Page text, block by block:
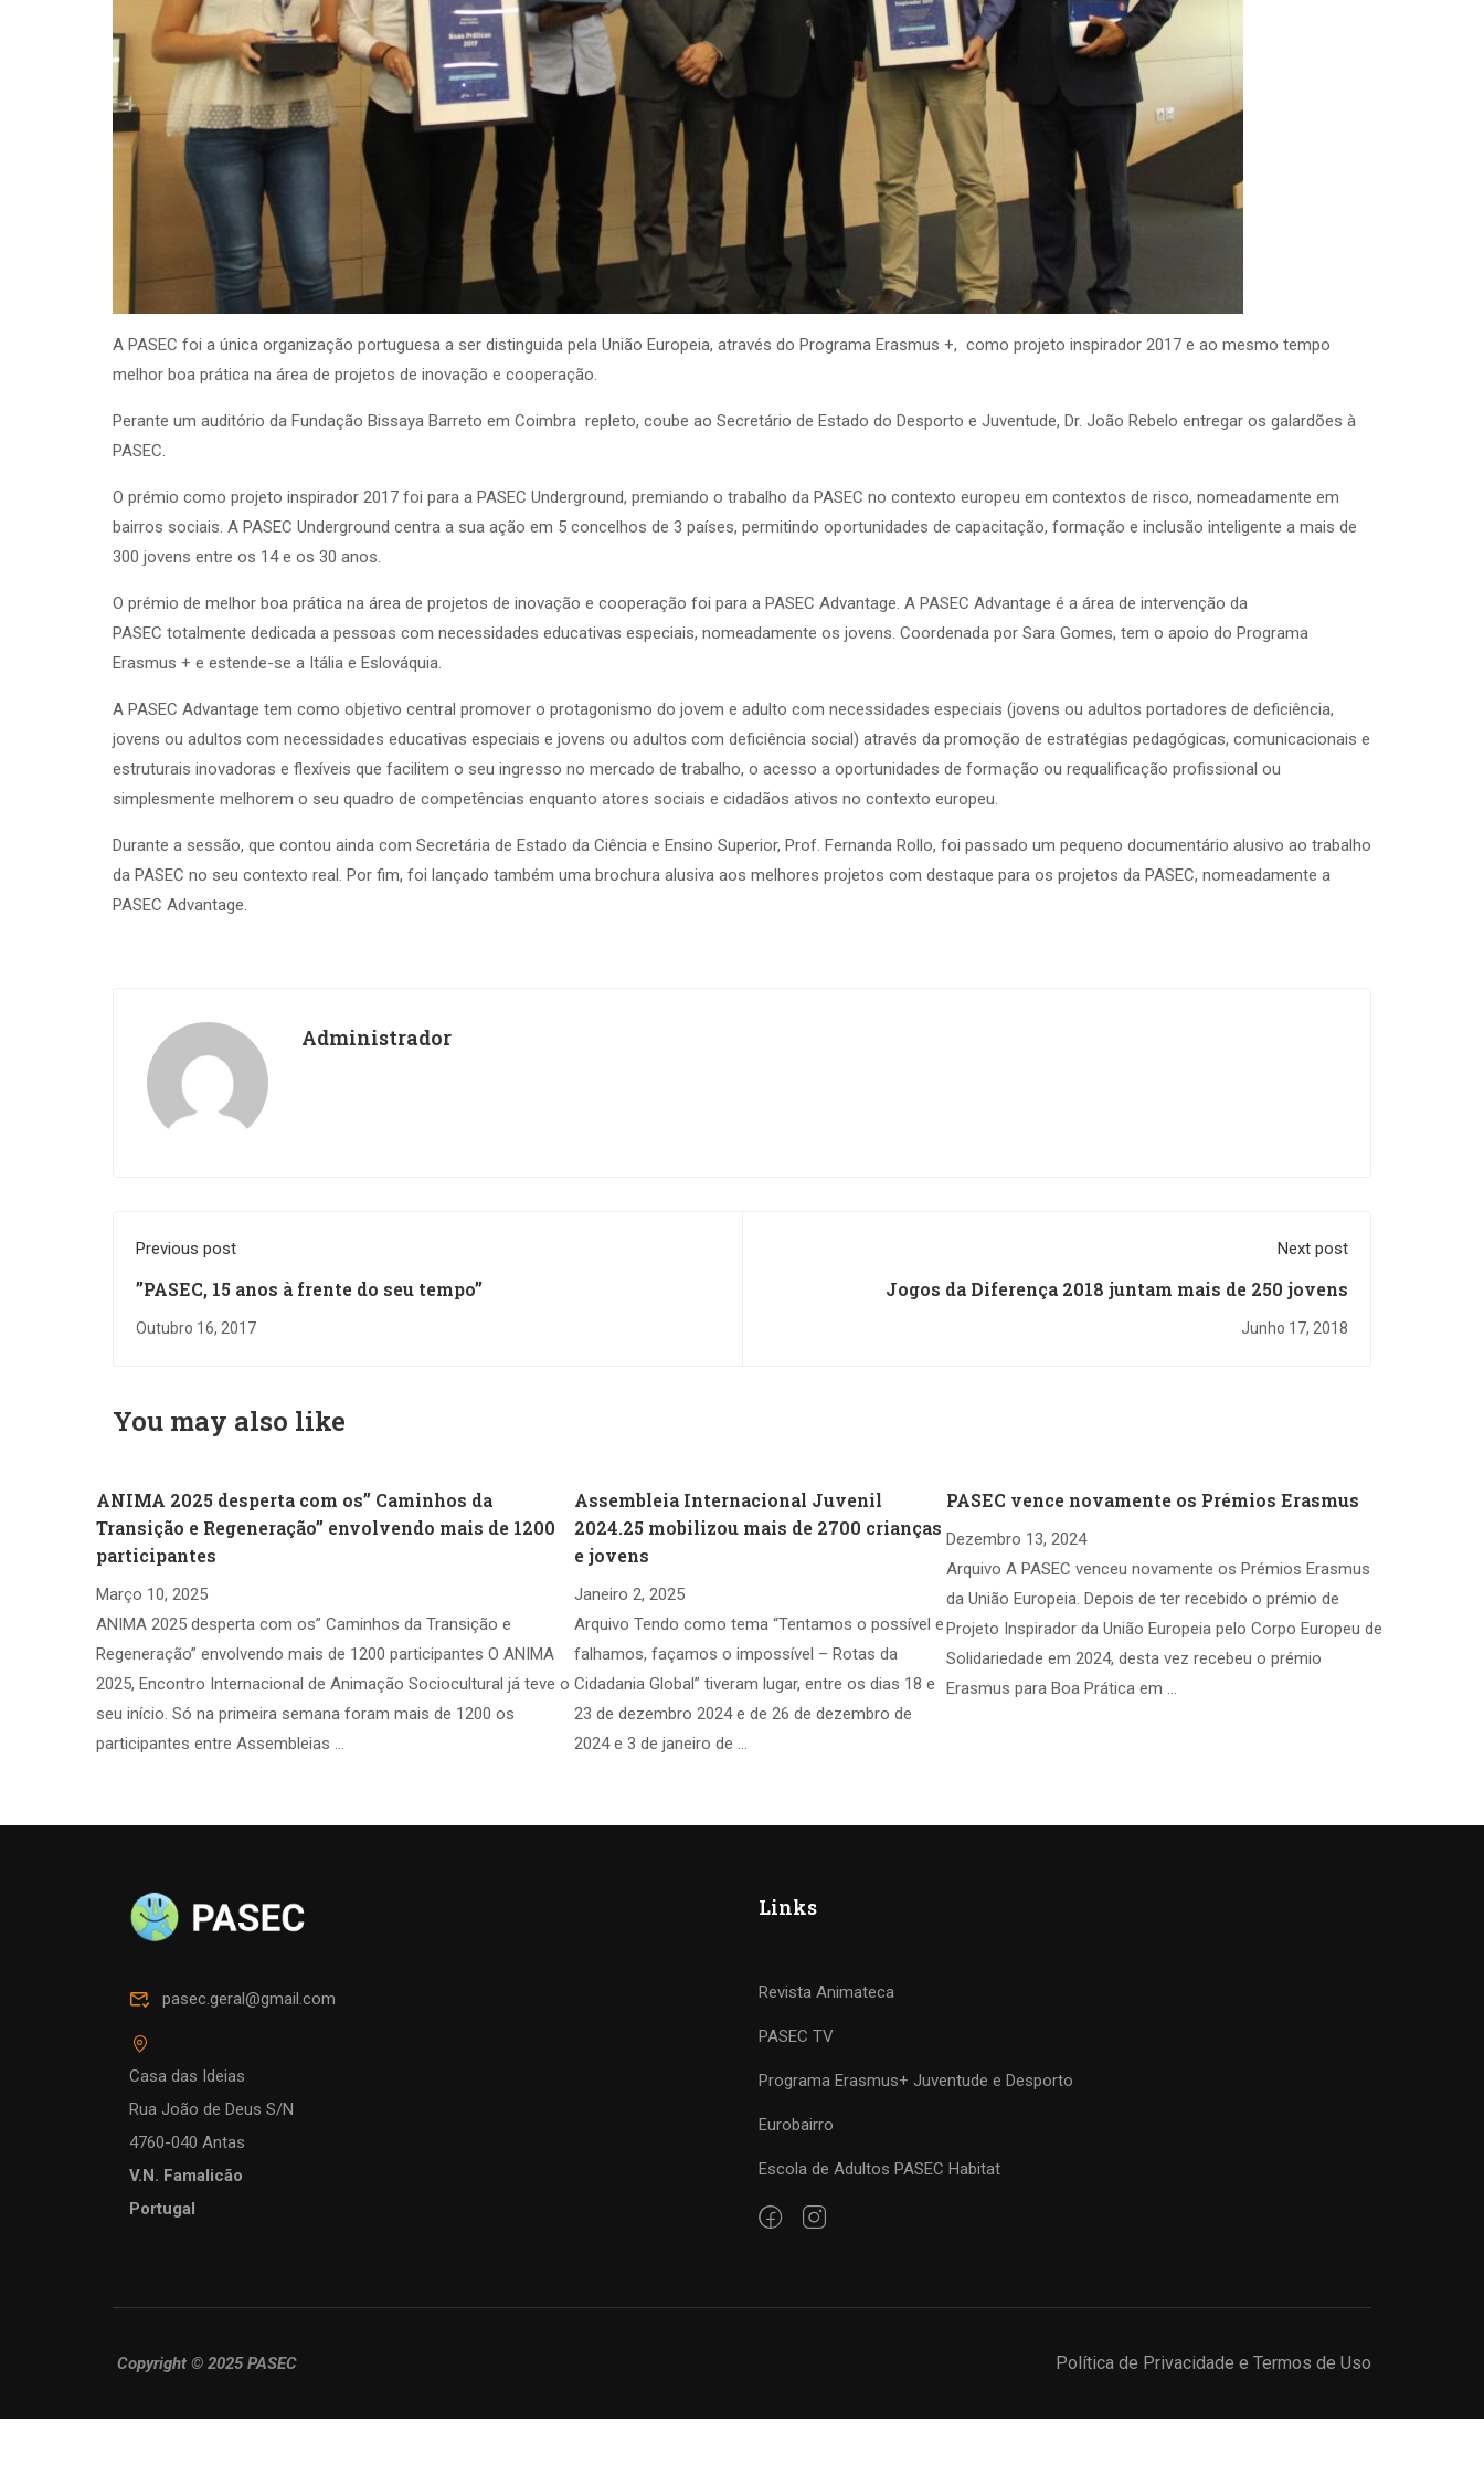
A PASEC foi a única organização portuguesa a ser distinguida pela União Europeia, através do Programa Erasmus +, como projeto inspirador 2017 e ao mesmo tempo
melhor boa prática na área de projetos de inovação e cooperação.
Perante um auditório da Fundação Bissaya Barreto em Coimbra repleto, coube ao Secretário de Estado do Desporto e Juventude, Dr. João Rebelo entregar os galardões à
PASEC.
O prémio como projeto inspirador 2017 foi para a PASEC Underground, premiando o trabalho da PASEC no contexto europeu em contextos de risco, nomeadamente em
bairros sociais. A PASEC Underground centra a sua ação em 5 concelhos de 3 países, permitindo oportunidades de capacitação, formação e inclusão inteligente a mais de
300 jovens entre os 14 e os 30 anos.
O prémio de melhor boa prática na área de projetos de inovação e cooperação foi para a PASEC Advantage. A PASEC Advantage é a área de intervenção da
PASEC totalmente dedicada a pessoas com necessidades educativas especiais, nomeadamente os jovens. Coordenada por Sara Gomes, tem o apoio do Programa
Erasmus + e estende-se a Itália e Eslováquia.
A PASEC Advantage tem como objetivo central promover o protagonismo do jovem e adulto com necessidades especiais (jovens ou adultos portadores de deficiência,
jovens ou adultos com necessidades educativas especiais e jovens ou adultos com deficiência social) através da promoção de estratégias pedagógicas, comunicacionais e
estruturais inovadoras e flexíveis que facilitem o seu ingresso no mercado de trabalho, o acesso a oportunidades de formação ou requalificação profissional ou
simplesmente melhorem o seu quadro de competências enquanto atores sociais e cidadãos ativos no contexto europeu.
Durante a sessão, que contou ainda com Secretária de Estado da Ciência e Ensino Superior, Prof. Fernanda Rollo, foi passado um pequeno documentário alusivo ao trabalho
da PASEC no seu contexto real. Por fim, foi lançado também uma brochura alusiva aos melhores projetos com destaque para os projetos da PASEC, nomeadamente a
PASEC Advantage.
Administrador
Previous post
”PASEC, 15 anos à frente do seu tempo”
Outubro 16, 2017
Next post
Jogos da Diferença 2018 juntam mais de 250 jovens
Junho 17, 2018
You may also like
ANIMA 2025 desperta com os” Caminhos da
Transição e Regeneração” envolvendo mais de 1200
participantes
Março 10, 2025
ANIMA 2025 desperta com os” Caminhos da Transição e
Regeneração” envolvendo mais de 1200 participantes O ANIMA
2025, Encontro Internacional de Animação Sociocultural já teve o
seu início. Só na primeira semana foram mais de 1200 os
participantes entre Assembleias …
Assembleia Internacional Juvenil
2024.25 mobilizou mais de 2700 crianças
e jovens
Janeiro 2, 2025
Arquivo Tendo como tema “Tentamos o possível e
falhamos, façamos o impossível – Rotas da
Cidadania Global” tiveram lugar, entre os dias 18 e
23 de dezembro 2024 e de 26 de dezembro de
2024 e 3 de janeiro de …
PASEC vence novamente os Prémios Erasmus
Dezembro 13, 2024
Arquivo A PASEC venceu novamente os Prémios Erasmus
da União Europeia. Depois de ter recebido o prémio de
Projeto Inspirador da União Europeia pelo Corpo Europeu de
Solidariedade em 2024, desta vez recebeu o prémio
Erasmus para Boa Prática em …
pasec.geral@gmail.com
Casa das Ideias
Rua João de Deus S/N
4760-040 Antas
V.N. Famalicão
Portugal
Links
Revista Animateca
PASEC TV
Programa Erasmus+ Juventude e Desporto
Eurobairro
Escola de Adultos PASEC Habitat
Copyright © 2025 PASEC Política de Privacidade e Termos de Uso